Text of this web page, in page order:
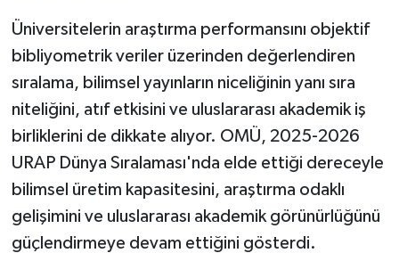
Üniversitelerin araştırma performansını objektif
bibliyometrik veriler üzerinden değerlendiren
sıralama, bilimsel yayınların niceliğinin yanı sıra
niteliğini, atıf etkisini ve uluslararası akademik iş
birliklerini de dikkate alıyor. OMÜ, 2025-2026
URAP Dünya Sıralaması'nda elde ettiği dereceyle
bilimsel üretim kapasitesini, araştırma odaklı
gelişimini ve uluslararası akademik görünürlüğünü
güçlendirmeye devam ettiğini gösterdi.